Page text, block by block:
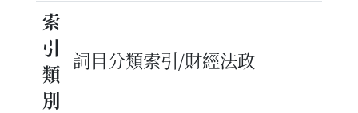
索
引
類
別
詞目分類索引/財經法政